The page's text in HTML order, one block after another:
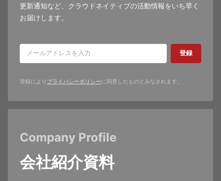
更新通知など、クラウドネイティブの活動情報をいち早く
お届けします。
登録
登録により プライバシーポリシーに同意したものとみなされます。
Company Profile
会社紹介資料